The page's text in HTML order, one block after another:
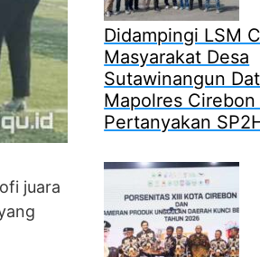
juara
Didampingi LSM
Masyarakat Desa
Sutawinangun
Mapolres Cirebon
Pertanyakan